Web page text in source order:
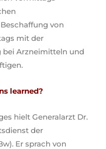
von
mit der
Arzneimitteln und
learned?
hielt Generalarzt Dr.
der
Er sprach von